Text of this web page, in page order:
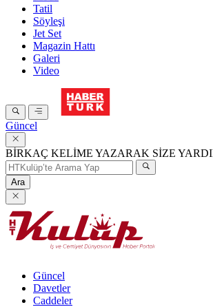
Tatil
Söyleşi
Jet Set
Magazin Hattı
Galeri
Video
Güncel
BİRKAÇ KELİME YAZARAK SİZE
Ara
Güncel
Davetler
Caddeler